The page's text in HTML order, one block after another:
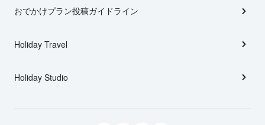
おでかけプラン投稿ガイドライン
Holiday Travel
Holiday Studio